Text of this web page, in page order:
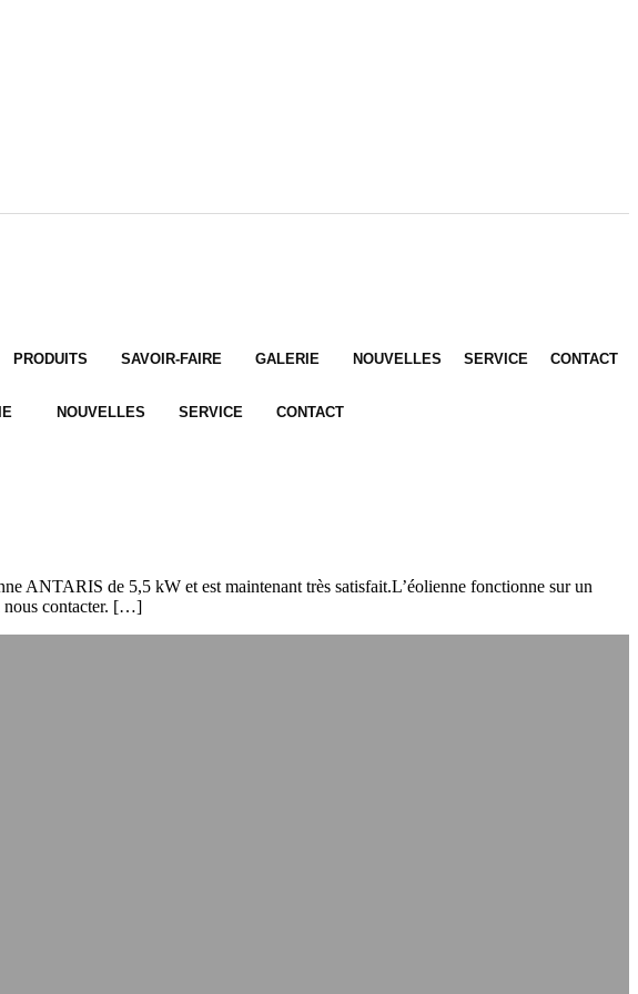
PRODUITS SAVOIR-FAIRE GALERIE NOUVELLES SERVICE CONTACT
NOUVELLES SERVICE CONTACT
ANTARIS de 5,5 kW et est maintenant très satisfait.L’éolienne fonctionne sur un
nous contacter. […]